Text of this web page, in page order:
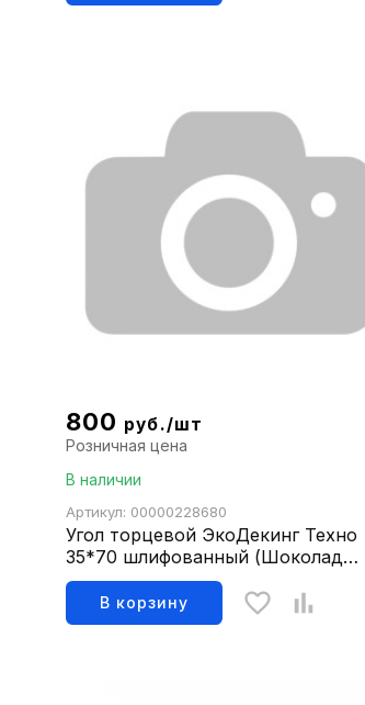
800 руб./шт
Розничная цена
В наличии
Артикул: 00000228680
Угол торцевой ЭкоДекинг Техно
35*70 шлифованный (Шоколад
3000)
В корзину